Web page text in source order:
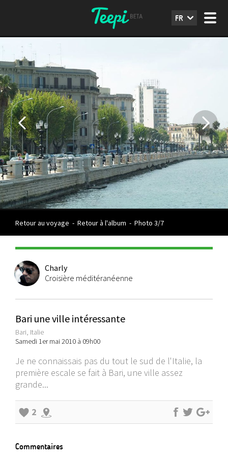
FR
Retour au voyage - Retour à l'album - Photo 3/7
Charly
Croisière méditéranéenne
Bari une ville intéressante
Bari, Italie
Samedi 1er mai 2010 à 09h00
Je ne connaissais pas du tout le sud de l'Italie, la
première escale se fait à Bari, une ville assez
grande...
2
Commentaires